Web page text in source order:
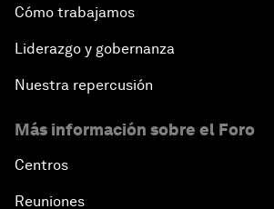
Cómo trabajamos
Liderazgo y gobernanza
Nuestra repercusión
Más información sobre el Foro
Centros
Reuniones